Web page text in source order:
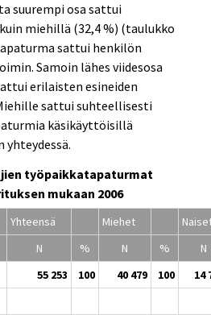
suurempi osa sattui
miehillä (32,4 %) (taulukko
sattui henkilön
Samoin lähes viidesosa
erilaisten esineiden
sattui suhteellisesti
käsikäyttöisillä
työpaikkatapaturmat
mukaan 2006
Yhteensä Miehet
N
% N %
N
55 253 100 40 479 100 14